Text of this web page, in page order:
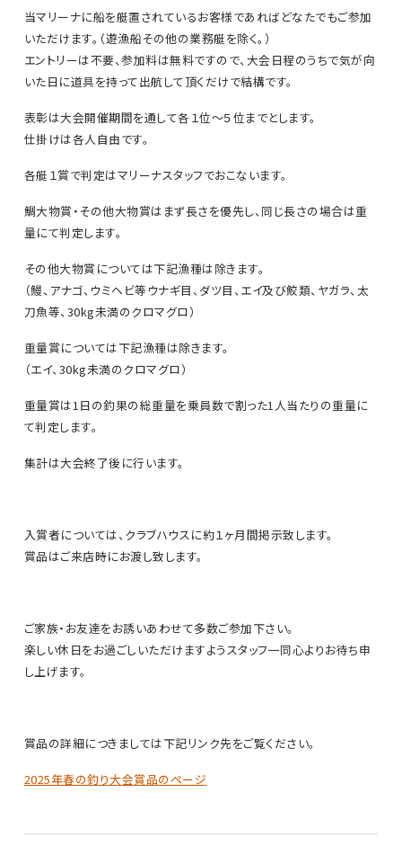
当マリーナに船を艇置されているお客様であればどなたでもご参加
いただけます。（遊漁船その他の業務艇を除く。）
エントリーは不要、参加料は無料ですので、大会日程のうちで気が向
いた日に道具を持って出航して頂くだけで結構です。
表彰は大会開催期間を通して各１位〜５位までとします。
仕掛けは各人自由です。
各艇１賞で判定はマリーナスタッフでおこないます。
鯛大物賞・その他大物賞はまず長さを優先し、同じ長さの場合は重
量にて判定します。
その他大物賞については下記漁種は除きます。
（鰻、アナゴ、ウミヘビ等ウナギ目、ダツ目、エイ及び鮫類、ヤガラ、太
刀魚等、30kg未満のクロマグロ）
重量賞については下記漁種は除きます。
（エイ、30kg未満のクロマグロ）
重量賞は1日の釣果の総重量を乗員数で割った1人当たりの重量に
て判定します。
集計は大会終了後に行います。
入賞者については、クラブハウスに約１ヶ月間掲示致します。
賞品はご来店時にお渡し致します。
ご家族・お友達をお誘いあわせて多数ご参加下さい。
楽しい休日をお過ごしいただけますようスタッフ一同心よりお待ち申
し上げます。
賞品の詳細につきましては下記リンク先をご覧ください。
2025年春の釣り大会賞品のページ